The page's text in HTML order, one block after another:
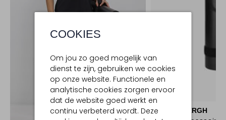
COOKIES
Om jou zo goed mogelijk van
dienst te zijn, gebruiken we cookies
op onze website. Functionele en
analytische cookies zorgen ervoor
dat de website goed werkt en
continu verbeterd wordt. Deze
GOLDBERGH